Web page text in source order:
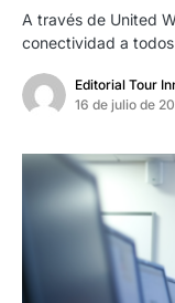
A través de United
conectividad a
Editorial Tour
16 de julio de